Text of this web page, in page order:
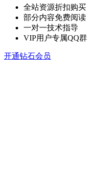
全站资源折扣购买
部分内容免费阅读
一对一技术指导
VIP用户专属QQ群
开通钻石会员